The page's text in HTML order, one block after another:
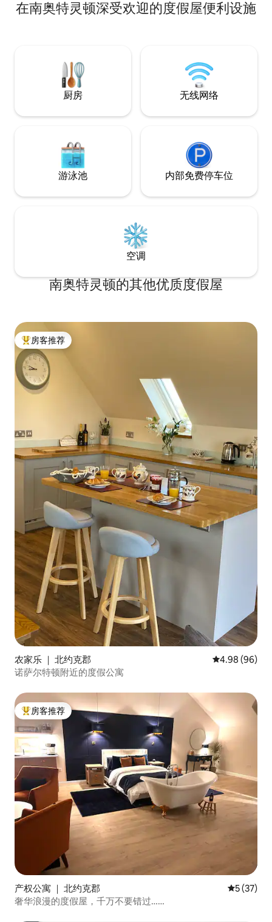
备了烧木炉和裸露的石墙，还有烧烤设
施、火坑和户外座位。房源坐落在4英亩的
Swale）的美丽小
浴缸水疗，专为纯
停车位。 真正的
在南奥特灵顿深受欢迎的度假屋便利设施
厨房 无线网络
游泳池 内部免费停车位
空调
南奥特灵顿的其他优质度假屋
热门「房客推荐」
房客推荐
农家乐 ｜ 北约克郡 平均评分 4.98
4.98 (96)
诺萨尔特顿附近的度假公寓
热门「房客推荐」
房客推荐
产权公寓 ｜ 北约克郡 平均评分
5 (37)
奢华浪漫的度假屋，千万不要错过……